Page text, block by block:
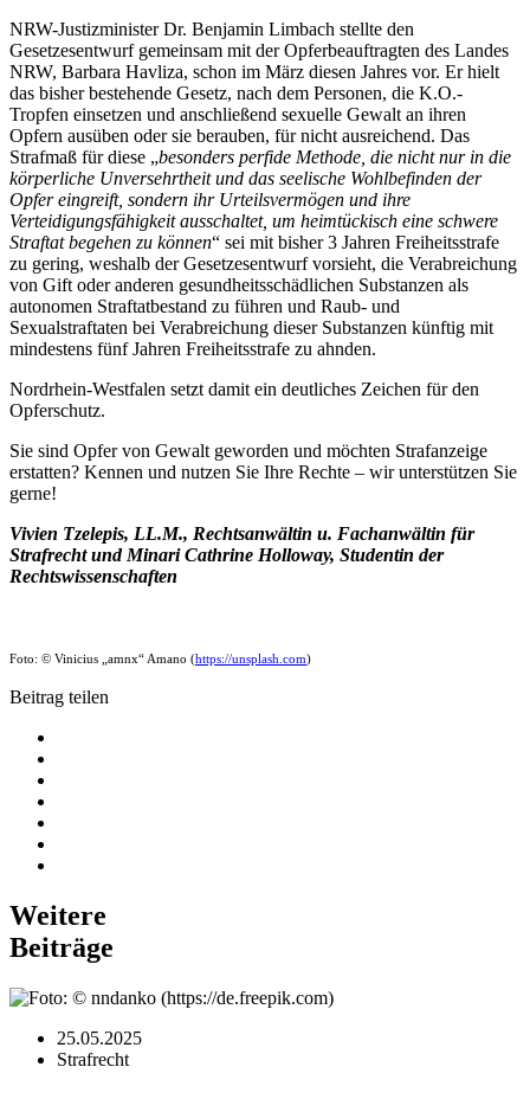
NRW-Justizminister Dr. Benjamin Limbach stellte den
Gesetzesentwurf gemeinsam mit der Opferbeauftragten des Landes
NRW, Barbara Havliza, schon im März diesen Jahres vor. Er hielt
das bisher bestehende Gesetz, nach dem Personen, die K.O.-
Tropfen einsetzen und anschließend sexuelle Gewalt an ihren
Opfern ausüben oder sie berauben, für nicht ausreichend. Das
Strafmaß für diese „besonders perfide Methode, die nicht nur in die
körperliche Unversehrtheit und das seelische Wohlbefinden der
Opfer eingreift, sondern ihr Urteilsvermögen und ihre
Verteidigungsfähigkeit ausschaltet, um heimtückisch eine schwere
Straftat begehen zu können“ sei mit bisher 3 Jahren Freiheitsstrafe
zu gering, weshalb der Gesetzesentwurf vorsieht, die Verabreichung
von Gift oder anderen gesundheitsschädlichen Substanzen als
autonomen Straftatbestand zu führen und Raub- und
Sexualstraftaten bei Verabreichung dieser Substanzen künftig mit
mindestens fünf Jahren Freiheitsstrafe zu ahnden.
Nordrhein-Westfalen setzt damit ein deutliches Zeichen für den
Opferschutz.
Sie sind Opfer von Gewalt geworden und möchten Strafanzeige
erstatten? Kennen und nutzen Sie Ihre Rechte – wir unterstützen Sie
gerne!
Vivien Tzelepis, LL.M., Rechtsanwältin u. Fachanwältin für
Strafrecht und Minari Cathrine Holloway, Studentin der
Rechtswissenschaften
Foto: © Vinicius „amnx“ Amano (https://unsplash.com)
Beitrag teilen
Weitere
Beiträge
25.05.2025
Strafrecht